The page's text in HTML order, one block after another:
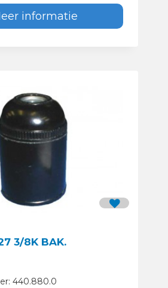
informatie
3/8K BAK.
440.880.0